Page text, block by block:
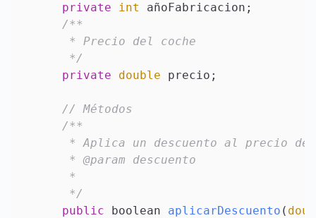
private
int
añoFabricacion;
/**
     * Precio del coche
     */
private
double precio;
// Métodos
/**
* Aplica un descuento al precio
     * @param descuento
     *
     */
public boolean aplicarDescuento (